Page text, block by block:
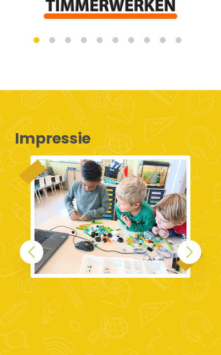
Impressie